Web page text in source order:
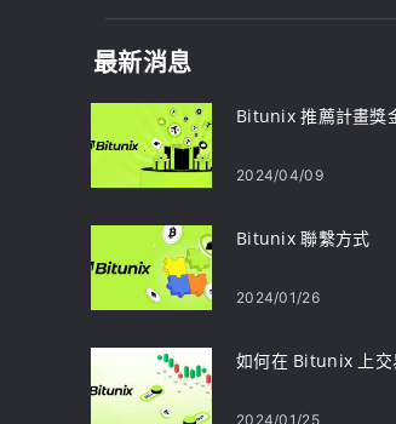
最新消息
Bitunix 推薦計畫獎
2024/04/09
Bitunix 聯繫方式
2024/01/26
如何在 Bitunix 上交
2024/01/25